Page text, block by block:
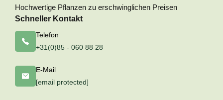
Hochwertige Pflanzen zu erschwinglichen Preisen
Schneller Kontakt
Telefon
+31(0)85 - 060 88 28
E-Mail
[email protected]